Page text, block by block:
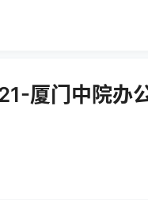
厦门中院办